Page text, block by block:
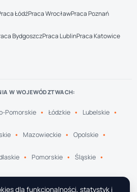
ŁódźPraca WrocławPraca Poznań
BydgoszczPraca LublinPraca Katowice
W WOJEWÓDZTWACH:
Pomorskie Łódzkie Lubelskie
Mazowieckie Opolskie
Pomorskie Śląskie
Mazurskie Wielkopolskie
dla funkcjonalności, statystyk i